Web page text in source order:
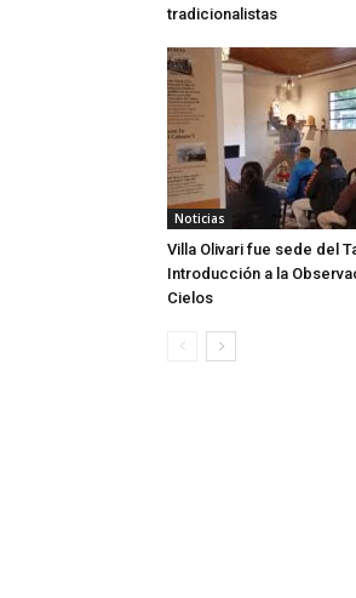
tradicionalistas
Noticias
Villa Olivari fue sede del
Introducción a la
Cielos